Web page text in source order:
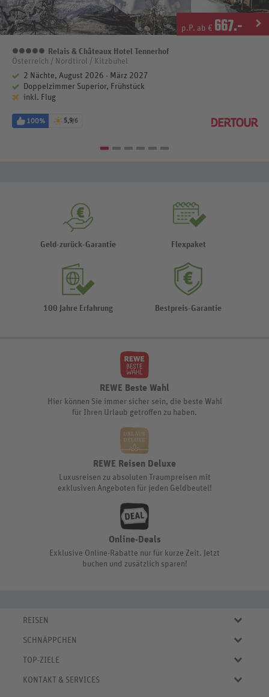
p.P. ab € 667.-
5 Sterne
Relais & Châteaux Hotel Tennerhof
Österreich / Nordtirol / Kitzbühel
2 Nächte, August 2026 - März 2027
Doppelzimmer Superior, Frühstück
inkl. Flug
100% 5,9/6
Geld-zurück-Garantie Flexpaket
100 Jahre Erfahrung Bestpreis-Garantie
REWE Beste Wahl
Hier können Sie immer sicher sein, die beste Wahl
für Ihren Urlaub getroffen zu haben.
REWE Reisen Deluxe
Luxusreisen zu absoluten Traumpreisen mit
exklusiven Angeboten für jeden Geldbeutel!
Online-Deals
Exklusive Online-Rabatte nur für kurze Zeit. Jetzt
buchen und zusätzlich sparen!
REISEN
Eigene Anreise
Städtereisen
Kreuzfahrten
SCHNÄPPCHEN
Online-Deals
TOP-ZIELE
KONTAKT & SERVICES